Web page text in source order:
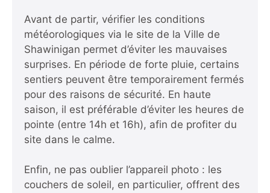
Avant de partir, vérifier les conditions
météorologiques via le site de la Ville de
Shawinigan permet d’éviter les mauvaises
surprises. En période de forte pluie, certains
sentiers peuvent être temporairement fermés
pour des raisons de sécurité. En haute
saison, il est préférable d’éviter les heures de
pointe (entre 14h et 16h), afin de profiter du
site dans le calme.
Enfin, ne pas oublier l’appareil photo : les
couchers de soleil, en particulier, offrent des